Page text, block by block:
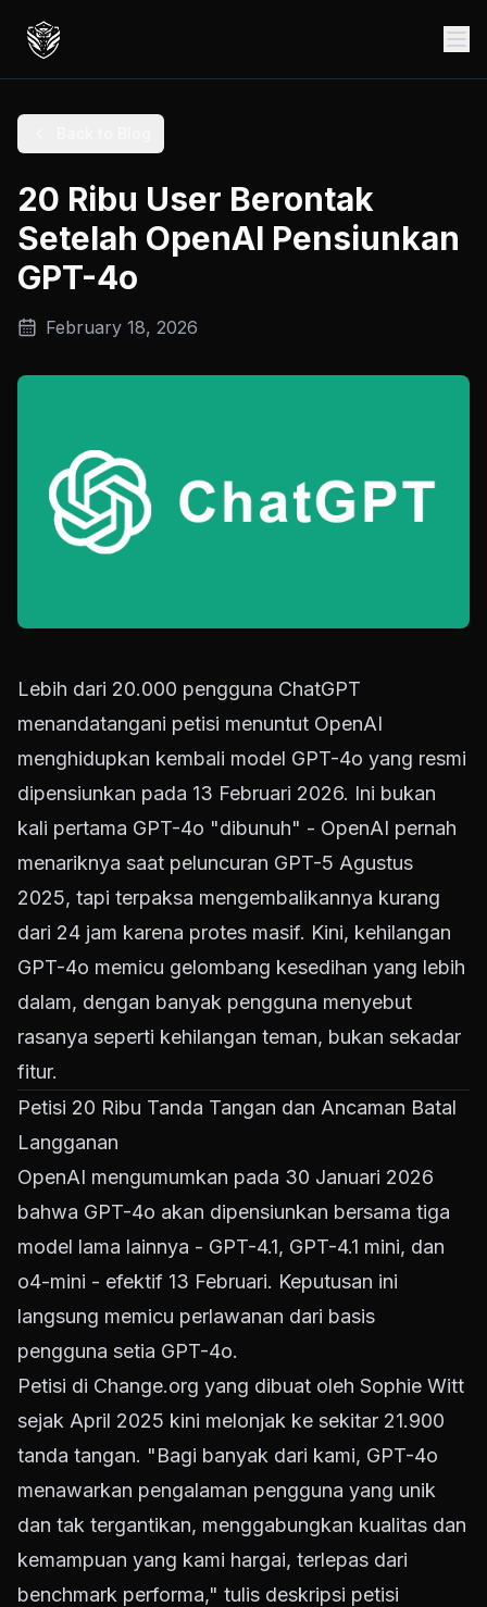
20 Ribu User Berontak
Setelah OpenAI Pensiunkan
GPT-4o
February 18, 2026
Lebih dari 20.000 pengguna ChatGPT
menandatangani petisi menuntut OpenAI
menghidupkan kembali model GPT-4o yang resmi
dipensiunkan pada 13 Februari 2026. Ini bukan
kali pertama GPT-4o "dibunuh" - OpenAI pernah
menariknya saat peluncuran GPT-5 Agustus
2025, tapi terpaksa mengembalikannya kurang
dari 24 jam karena protes masif. Kini, kehilangan
GPT-4o memicu gelombang kesedihan yang lebih
dalam, dengan banyak pengguna menyebut
rasanya seperti kehilangan teman, bukan sekadar
fitur.
Petisi 20 Ribu Tanda Tangan dan Ancaman Batal
Langganan
OpenAI mengumumkan pada 30 Januari 2026
bahwa GPT-4o akan dipensiunkan bersama tiga
model lama lainnya - GPT-4.1, GPT-4.1 mini, dan
o4-mini - efektif 13 Februari. Keputusan ini
langsung memicu perlawanan dari basis
pengguna setia GPT-4o.
Petisi di Change.org yang dibuat oleh Sophie Witt
sejak April 2025 kini melonjak ke sekitar 21.900
tanda tangan. "Bagi banyak dari kami, GPT-4o
menawarkan pengalaman pengguna yang unik
dan tak tergantikan, menggabungkan kualitas dan
kemampuan yang kami hargai, terlepas dari
benchmark performa," tulis deskripsi petisi